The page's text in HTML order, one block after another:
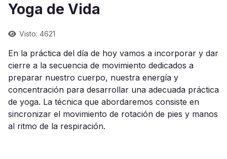
Yoga de Vida
Visto: 4621
En la práctica del día de hoy vamos a incorporar y dar
cierre a la secuencia de movimiento dedicados a
preparar nuestro cuerpo, nuestra energía y
concentración para desarrollar una adecuada práctica
de yoga. La técnica que abordaremos consiste en
sincronizar el movimiento de rotación de pies y manos
al ritmo de la respiración.